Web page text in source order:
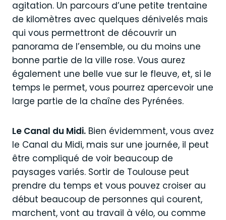
agitation. Un parcours d’une petite trentaine
de kilomètres avec quelques dénivelés mais
qui vous permettront de découvrir un
panorama de l’ensemble, ou du moins une
bonne partie de la ville rose. Vous aurez
également une belle vue sur le fleuve, et, si le
temps le permet, vous pourrez apercevoir une
large partie de la chaîne des Pyrénées.
Le Canal du Midi. Bien évidemment, vous avez
le Canal du Midi, mais sur une journée, il peut
être compliqué de voir beaucoup de
paysages variés. Sortir de Toulouse peut
prendre du temps et vous pouvez croiser au
début beaucoup de personnes qui courent,
marchent, vont au travail à vélo, ou comme